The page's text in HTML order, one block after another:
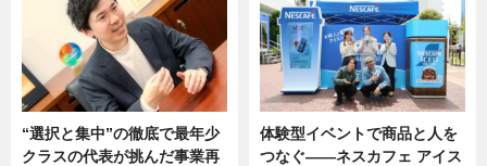
“選択と集中”の徹底で最年少
クラスの代表が挑んだ事業再
体験型イベントで商品と人を
つなぐ――ネスカフェ アイス